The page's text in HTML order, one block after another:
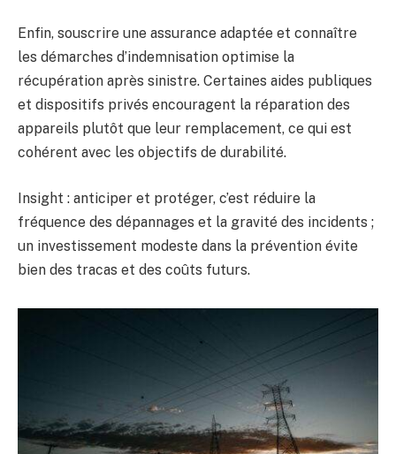
Enfin, souscrire une assurance adaptée et connaître
les démarches d’indemnisation optimise la
récupération après sinistre. Certaines aides publiques
et dispositifs privés encouragent la réparation des
appareils plutôt que leur remplacement, ce qui est
cohérent avec les objectifs de durabilité.
Insight : anticiper et protéger, c’est réduire la
fréquence des dépannages et la gravité des incidents ;
un investissement modeste dans la prévention évite
bien des tracas et des coûts futurs.